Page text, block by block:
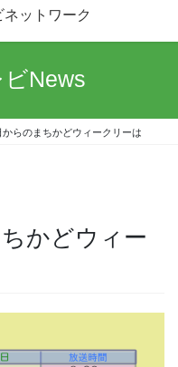
ットワーク
News
からのまちかどウィークリーは
かどウィー